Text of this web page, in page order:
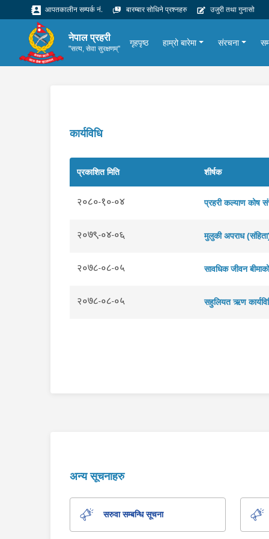
आपतकालीन सम्पर्क नं. बारम्बार सोधिने प्रश्नहरु उजुरी तथा गुनासो
नेपाल प्रहरी
"सत्य, सेवा सुरक्षणम्"
गृहपृष्ठ हाम्रो बारेमा संरचना
कार्यविधि
प्रकाशित मिति शीर्षक
२०८०-१०-०४ प्रहरी कल्याण कोष
२०७९-०४-०६ मुलुकी अपराध
२०७८-०८-०५ सावधिक जीवन
२०७८-०८-०५ सहुलियत ऋण
अन्य सूचनाहरु
सरुवा सम्बन्धि सूचना